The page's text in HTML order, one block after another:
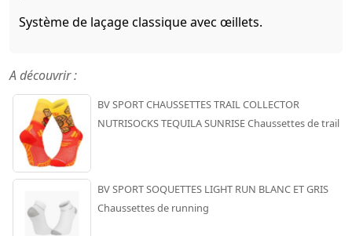
Système de laçage classique avec œillets.
A découvrir :
BV SPORT CHAUSSETTES TRAIL COLLECTOR
NUTRISOCKS TEQUILA SUNRISE Chaussettes de trail
BV SPORT SOQUETTES LIGHT RUN BLANC ET GRIS
Chaussettes de running